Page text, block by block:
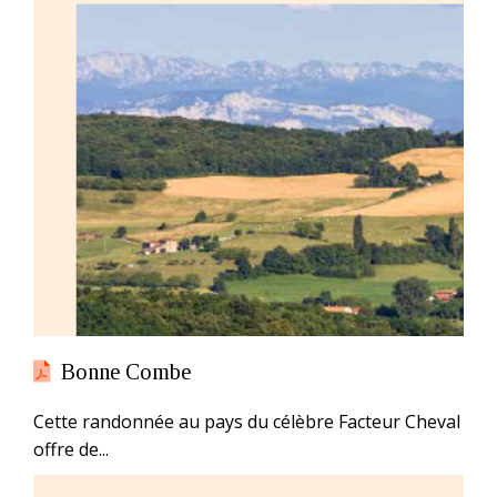
Bonne Combe
Cette randonnée au pays du célèbre Facteur Cheval
offre de...